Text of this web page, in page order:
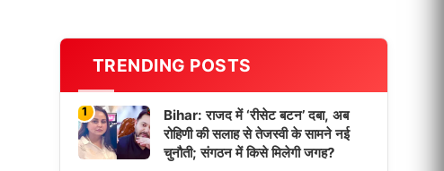
TRENDING POSTS
1
Bihar: राजद में ‘रीसेट बटन’ दबा, अब
रोहिणी की सलाह से तेजस्वी के सामने नई
चुनौती; संगठन में किसे मिलेगी जगह?